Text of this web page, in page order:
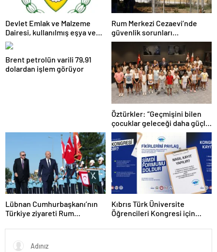
Devlet Emlak ve Malzeme
Dairesi, kullanılmış eşya ve
içkileri perakende usulü
satışa çıkaracak
Rum Merkezi Cezaevi’nde
güvenlik sorunları…
Brent petrolün varili 79,91
dolardan işlem görüyor
Öztürkler: “Geçmişini bilen
çocuklar geleceği daha güçlü
inşa eder”
Lübnan Cumhurbaşkanı’nın
Türkiye ziyareti Rum
Kıbrıs Türk Üniversite
Öğrencileri Kongresi için